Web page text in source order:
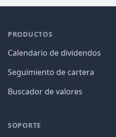
PRODUCTOS
Calendario de dividendos
Seguimiento de cartera
Buscador de valores
SOPORTE